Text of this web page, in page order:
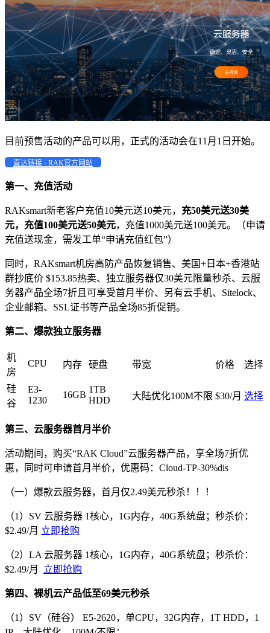
目前预售活动的产品可以用，正式的活动会在11月1日开始。
直达链接 - RAK官方网站
第一、充值活动
RAKsmart新老客户充值10美元送10美元， 充50美元送30美
元，充值100美元送50美元，充值1000美元送100美元。（申请
充值送现金，需发工单“申请充值红包”）
同时，RAKsmart机房高防产品恢复销售、美国+日本+香港站
群抄底价 $153.85热卖、独立服务器仅30美元限量秒杀、云服
务器产品全场7折且可享受首月半价、另有云手机、Sitelock、
企业邮箱、SSL证书等产品全场85折促销。
第二、爆款独立服务器
机
房
CPU 内存 硬盘 带宽 价格 选择
硅
谷
E3-
1230
16GB
1TB
HDD
大陆优化100M不限 $30/月 选择
第三、云服务器首月半价
活动期间，购买“RAK Cloud”云服务器产品，享全场7折优
惠，同时可申请首月半价，优惠码：Cloud-TP-30%dis
（一）爆款云服务器，首月仅2.49美元秒杀！！！
（1）SV 云服务器 1核心，1G内存，40G系统盘；秒杀价：
$2.49/月 立即抢购
（2）LA 云服务器 1核心，1G内存，40G系统盘；秒杀价：
$2.49/月 立即抢购
第四、裸机云产品低至69美元秒杀
（1）SV（硅谷） E5-2620，单CPU，32G内存，1T HDD，1